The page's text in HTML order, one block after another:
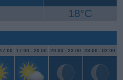
18°C
17:00 17:00 - 20:00 20:00 - 23:00 23:00 - 02:00